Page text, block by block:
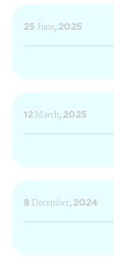
25 June, 2025
12 March, 2025
8 December, 2024